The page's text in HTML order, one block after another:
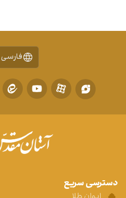
فارسی
دسترسی سریع